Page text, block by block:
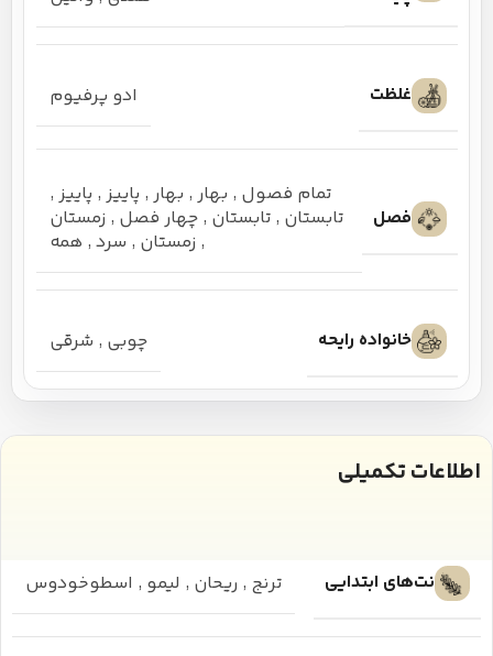
غلظت ادو پرفیوم
فصل
تمام فصول , بهار , بهار , پاییز , پاییز ,
تابستان , تابستان , چهار فصل , زمستان
, زمستان , سرد , همه
خانواده رایحه چوبی , شرقی
اطلاعات تکمیلی
نت‌های ابتدایی ترنج , ریحان , لیمو , اسطوخودوس